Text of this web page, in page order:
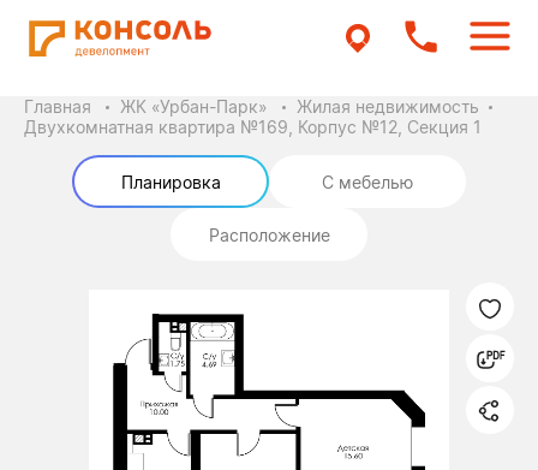
Главная ЖК «Урбан-Парк»
Жилая недвижимость
Двухкомнатная квартира №169, Корпус №12, Секция 1
Планировка С мебелью
Расположение